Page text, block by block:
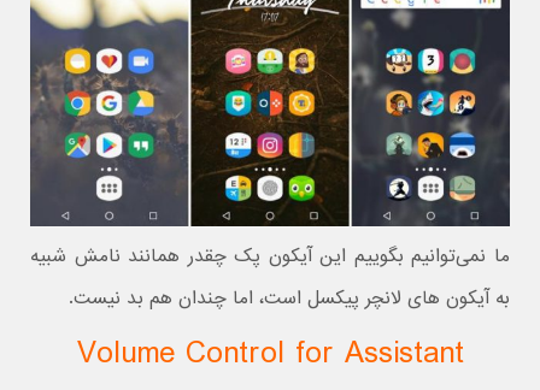
ما نمی‌توانیم بگوییم این آیکون پک چقدر همانند نامش شبیه
به آیکون های لانچر پیکسل است، اما چندان هم بد نیست.
Volume Control for Assistant